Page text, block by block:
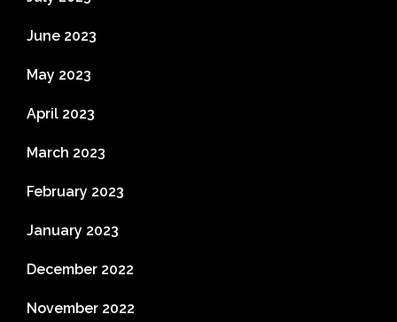
June 2023
May 2023
April 2023
March 2023
February 2023
January 2023
December 2022
November 2022